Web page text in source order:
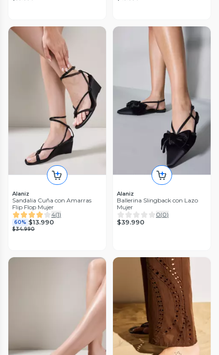
Alaniz
Sandalia Cuña con Amarras
Flip Flop Mujer
4(1)
60% $13.990
$34.990
Alaniz
Ballerina Slingback con Lazo
Mujer
0(0)
$39.990